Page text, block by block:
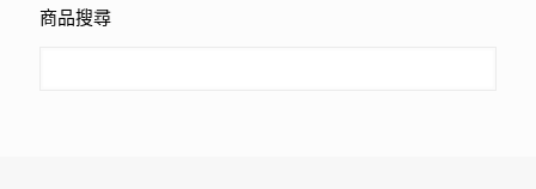
商品搜尋